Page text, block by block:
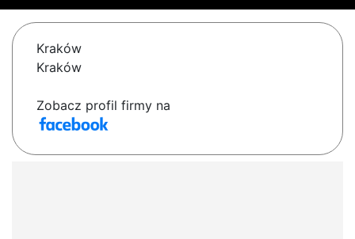
Kraków
Kraków
Zobacz profil firmy na